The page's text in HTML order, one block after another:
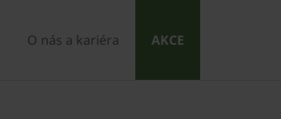
O nás a kariéra AKCE